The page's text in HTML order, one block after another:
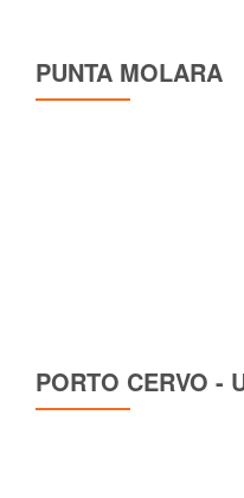
PUNTA MOLARA
PORTO CERVO -